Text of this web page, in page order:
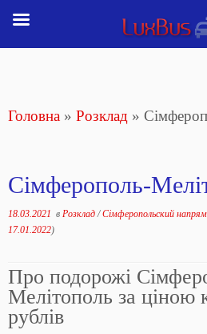
Головна » Розклад »
Сімферополь-
18.03.2021 в Розклад/Сімферопольский
17.01.2022)
Про подорожі
Мелітополь за ціною
рублів